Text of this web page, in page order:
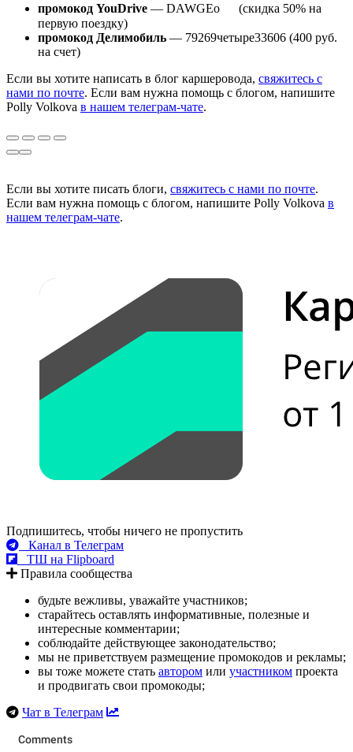
промокод YouDrive — DAWGEo (скидка 50% на
первую поездку)
промокод Делимобиль — 79269четыре33606 (400 руб.
на счет)
Если вы хотите написать в блог каршеровода, свяжитесь с
нами по почте. Если вам нужна помощь с блогом, напишите
Polly Volkova в нашем телеграм-чате.
Если вы хотите писать блоги, свяжитесь с нами по почте.
Если вам нужна помощь с блогом, напишите Polly Volkova в
нашем телеграм-чате.
Подпишитесь, чтобы ничего не пропустить
Канал в Телеграм
ТШ на Flipboard
Правила сообщества
будьте вежливы, уважайте участников;
старайтесь оставлять информативные, полезные и
интересные комментарии;
соблюдайте действующее законодательство;
мы не приветствуем размещение промокодов и рекламы;
вы тоже можете стать автором или участником проекта
и продвигать свои промокоды;
Чат в Телеграм